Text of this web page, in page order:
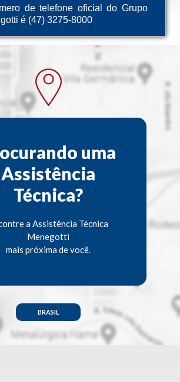
de telefone oficial do Grupo
é (47) 3275-8000Ficha Técnica
uma
Assistência
Técnica?
a Assistência Técnica
Menegotti
mais próxima de você.
BRASIL